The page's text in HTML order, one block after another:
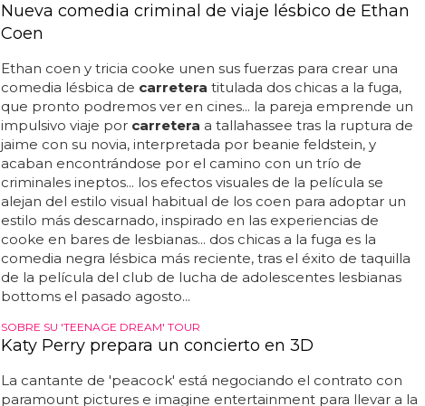
Nueva comedia criminal de viaje lésbico de Ethan
Coen
Ethan coen y tricia cooke unen sus fuerzas para crear una
comedia lésbica de carretera titulada dos chicas a la fuga,
que pronto podremos ver en cines... la pareja emprende un
impulsivo viaje por carretera a tallahassee tras la ruptura de
jaime con su novia, interpretada por beanie feldstein, y
acaban encontrándose por el camino con un trío de
criminales ineptos... los efectos visuales de la película se
alejan del estilo visual habitual de los coen para adoptar un
estilo más descarnado, inspirado en las experiencias de
cooke en bares de lesbianas... dos chicas a la fuga es la
comedia negra lésbica más reciente, tras el éxito de taquilla
de la película del club de lucha de adolescentes lesbianas
bottoms el pasado agosto...
SOBRE SU 'TEENAGE DREAM' TOUR
Katy Perry prepara un concierto en 3D
La cantante de 'peacock' está negociando el contrato con
paramount pictures e imagine entertainment para llevar a la